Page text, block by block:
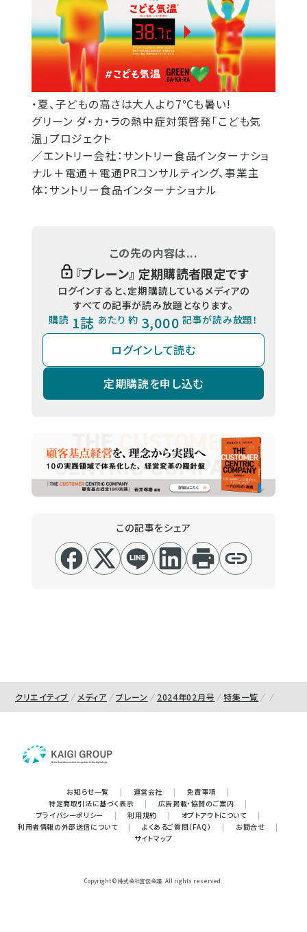
・夏、子どもの高さは大人より7℃も暑い!
グリーン ダ・カ・ラの熱中症対策啓発「こども気
温」プロジェクト
／エントリー会社：サントリー食品インターナショ
ナル＋電通＋電通PRコンサルティング、事業主
体：サントリー食品インターナショナル
この先の内容は...
『ブレーン』 定期購読者限定です
ログインすると、定期購読しているメディアの
すべての記事が読み放題となります。
購読 1誌 あたり 約 3,000 記事が読み放題！
ログインして読む
定期購読を申し込む
この記事をシェア
クリエイティブ メディア ブレーン 2024年02月号 特集一覧
お知らせ一覧 | 運営会社 | 免責事項
|
特定商取引法に基づく表示
| 広告掲載・協賛のご案内
|
プライバシーポリシー
| 利用規約 | オプトアウトについて
|
利用者情報の外部送信について
| よくあるご質問（FAQ） | お問合せ
|
サイトマップ
Copyright © 株式会社宣伝会議. All rights reserved.